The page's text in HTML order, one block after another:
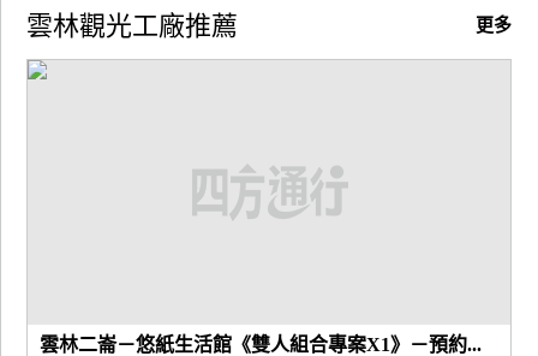
作
計
更多
雲林觀光工廠推薦
雲林二崙－悠紙生活館《雙人組合專案X1》－預約...